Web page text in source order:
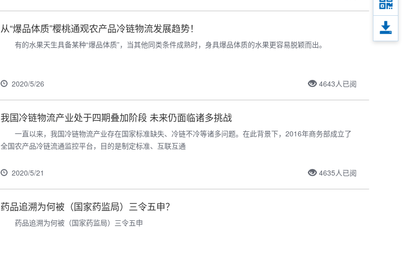
从“爆品体质”樱桃通观农产品冷链物流发展趋势！
有的水果天生具备某种“爆品体质”，当其他同类条件成熟时，身具爆品体质的水果更容易脱颖而出。
2020/5/26 4643人已阅
我国冷链物流产业处于四期叠加阶段 未来仍面临诸多挑战
一直以来，我国冷链物流产业存在国家标准缺失、冷链不冷等诸多问题。在此背景下，2016年商务部成立了
全国农产品冷链流通监控平台，目的是制定标准、互联互通
2020/5/21 4635人已阅
药品追溯为何被（国家药监局）三令五申？
药品追溯为何被（国家药监局）三令五申